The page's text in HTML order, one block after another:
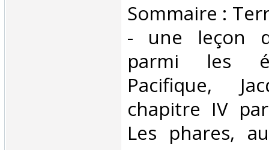
‎Sommaire :
- une leçon
parmi les
Pacifique,
chapitre IV
Les phares,